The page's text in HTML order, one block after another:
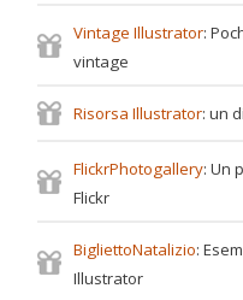
Vintage Illustrator:
vintage
Risorsa Illustrator: un
FlickrPhotogallery: Un
Flickr
BigliettoNatalizio:
Illustrator